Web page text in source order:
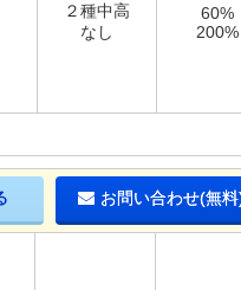
２種中高
なし
60%
200%
お問い合わせ(無料